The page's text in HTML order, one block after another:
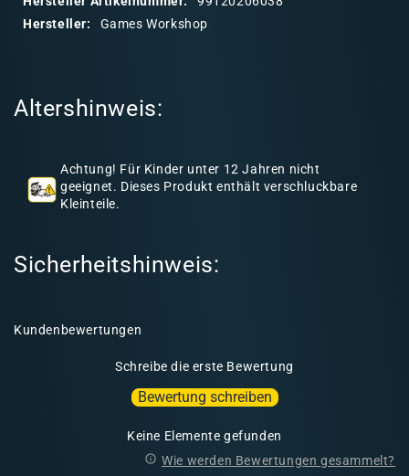
n
Hersteller:
Games Workshop
Altershinweis:
Achtung! Für Kinder unter 12 Jahren nicht
geeignet. Dieses Produkt enthält verschluckbare
Kleinteile.
Sicherheitshinweis:
Kundenbewertungen
Schreibe die erste Bewertung
Bewertung schreiben
Keine Elemente gefunden
Wie werden Bewertungen gesammelt?